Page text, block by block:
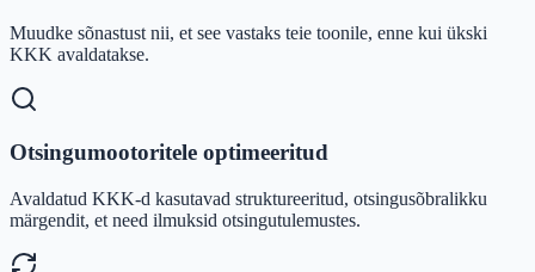
Muudke sõnastust nii, et see vastaks teie toonile, enne kui ükski
KKK avaldatakse.
Otsingumootoritele optimeeritud
Avaldatud KKK-d kasutavad struktureeritud, otsingusõbralikku
märgendit, et need ilmuksid otsingutulemustes.